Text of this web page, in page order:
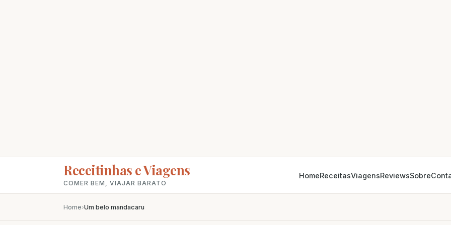
Receitinhas e Viagens
COMER BEM, VIAJAR BARATO
HomeReceitasViagensReviewsSobre
Home›Um belo mandacaru